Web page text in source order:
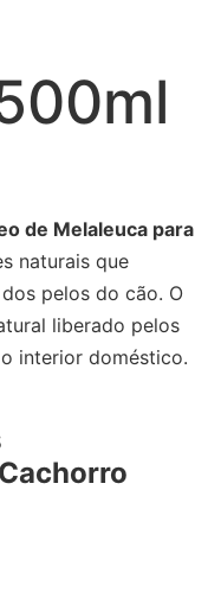
de Melaleuca para
naturais que
pelos do cão. O
liberado pelos
interior doméstico.